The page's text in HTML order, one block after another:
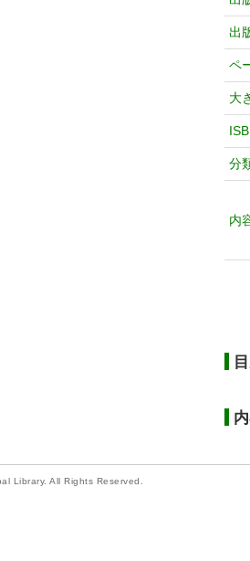
出
ペ
大
分
内
Library. All Rights Reserved.